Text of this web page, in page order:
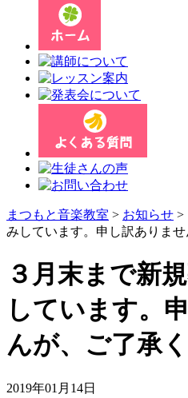
まつもと音楽教室 > お知らせ >
みしています。申し訳ありませ
３月末まで新
しています。
んが、ご了承
2019年01月14日